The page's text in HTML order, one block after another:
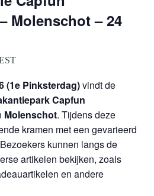
Molenschot – 24
(1e Pinksterdag)vindt de
Capfun
Molenschot. Tijdens deze
kramen met een gevarieerd
kunnen langs de
artikelen bekijken, zoals
en andere